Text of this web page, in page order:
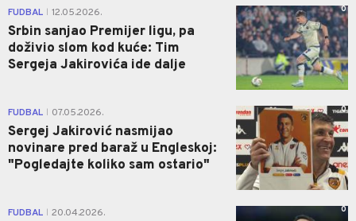
FUDBAL 12.05.2026.
Srbin sanjao Premijer ligu, pa
doživio slom kod kuće: Tim
Sergeja Jakirovića ide dalje
0
FUDBAL 07.05.2026.
Sergej Jakirović nasmijao
novinare pred baraž u Engleskoj:
"Pogledajte koliko sam ostario"
0
FUDBAL 20.04.2026. 0